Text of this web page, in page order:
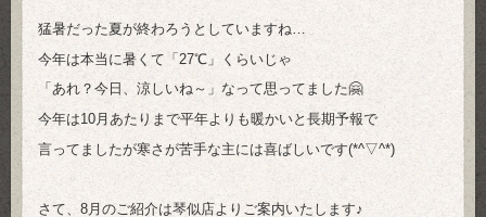
猛暑だった夏が終わろうとしていますね…
今年は本当に暑くて「27℃」くらいじゃ
「あれ？今日、涼しいね～」なって思ってました🤗
今年は10月あたりまで平年よりも暖かいと長期予報で
言ってましたが寒さが苦手な主には喜ばしいです(*^▽^*)
さて、8月のご紹介は琴似店よりご案内いたします♪